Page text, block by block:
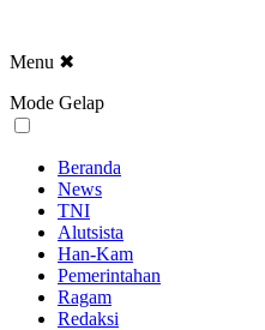
Menu ✖
Mode Gelap
Beranda
News
TNI
Alutsista
Han-Kam
Pemerintahan
Ragam
Redaksi